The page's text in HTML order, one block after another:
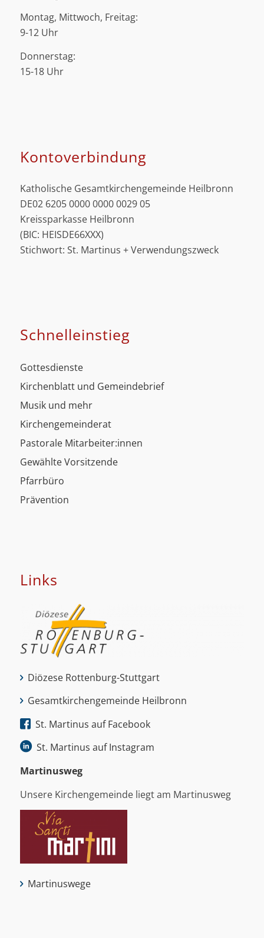
Montag, Mittwoch, Freitag:
9-12 Uhr
Donnerstag:
15-18 Uhr
Kontoverbindung
Katholische Gesamtkirchengemeinde Heilbronn
DE02 6205 0000 0000 0029 05
Kreissparkasse Heilbronn
(BIC: HEISDE66XXX)
Stichwort: St. Martinus + Verwendungszweck
Schnell­einstieg
Gottesdienste
Kirchenblatt und Gemeindebrief
Musik und mehr
Kirchengemeinderat
Pastorale Mitarbeiter:innen
Gewählte Vorsitzende
Pfarrbüro
Prävention
Links
Diözese Rottenburg-Stuttgart
Gesamtkirchengemeinde Heilbronn
St. Martinus auf Facebook
St. Martinus auf Instagram
Martinus­weg
Unsere Kirchengemeinde liegt am Martinusweg
Martinuswege